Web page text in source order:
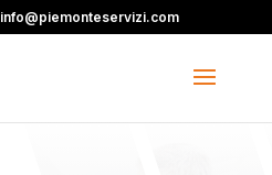
info@piemonteservizi.com